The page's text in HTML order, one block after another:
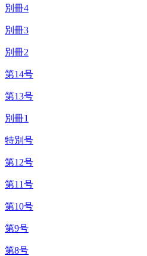
別冊4
別冊3
別冊2
第14号
第13号
別冊1
特別号
第12号
第11号
第10号
第9号
第8号